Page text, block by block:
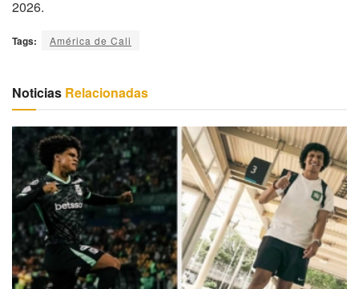
2026.
Tags: América de Cali
Noticias Relacionadas